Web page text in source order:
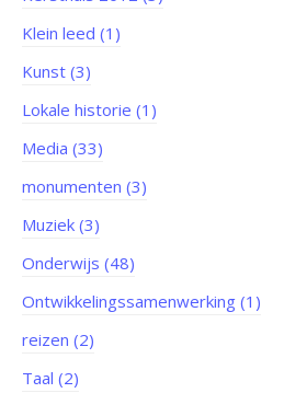
Klein leed (1)
Kunst (3)
Lokale historie (1)
Media (33)
monumenten (3)
Muziek (3)
Onderwijs (48)
Ontwikkelingssamenwerking (1)
reizen (2)
Taal (2)